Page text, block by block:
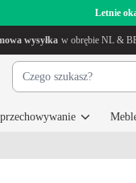
Letnie
wysyłka w obrębie NL &